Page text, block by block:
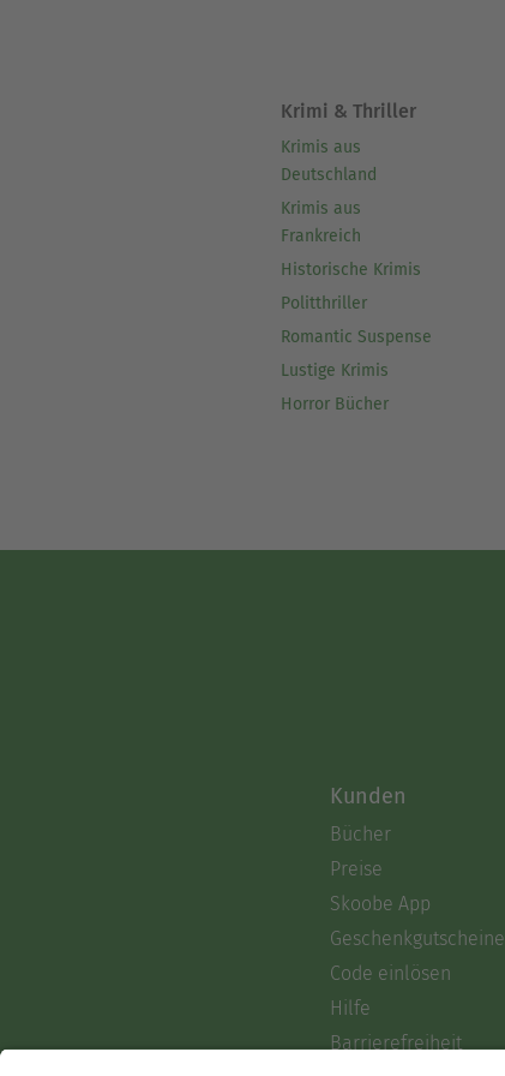
Krimi & Thriller
Krimis aus
Deutschland
Krimis aus
Frankreich
Historische Krimis
Politthriller
Romantic Suspense
Lustige Krimis
Horror Bücher
Kunden
Bücher
Preise
Skoobe App
Geschenkgutscheine
Code einlösen
Hilfe
Barrierefreiheit